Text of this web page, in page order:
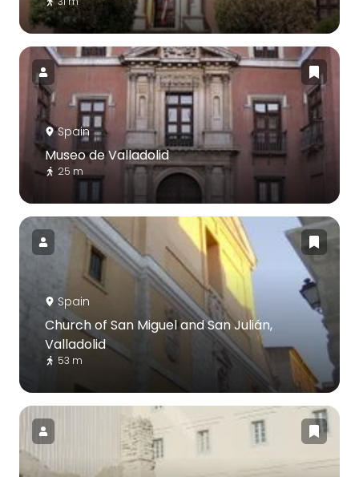
Spain
Museo de Valladolid
25 m
Spain
Church of San Miguel and San Julián,
Valladolid
53 m